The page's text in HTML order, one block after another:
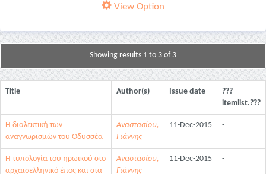
View Option
Showing results 1 to 3 of 3
Title Author(s) Issue date
???
itemlist.???
Η διαλεκτική των
αναγνωρισμών του Οδυσσέα
Αναστασίου,
Γιάννης
11-Dec-2015 -
Η τυπολογία του ηρωϊκού στο
αρχαιοελληνικό έπος και στα
Αναστασίου,
Γιάννης
11-Dec-2015 -